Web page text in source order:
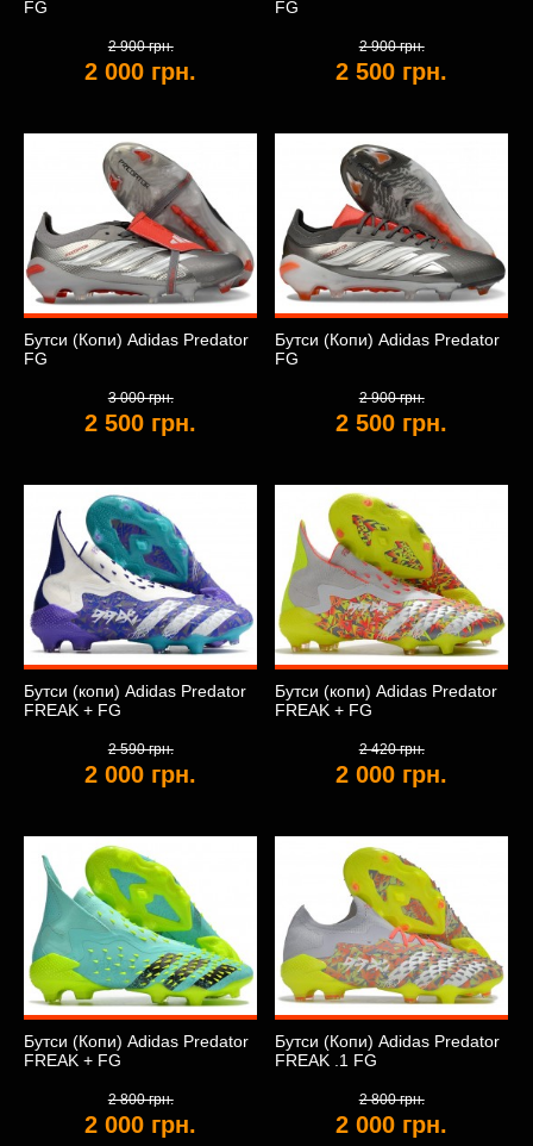
FG
2 900 грн.
2 000 грн.
FG
2 900 грн.
2 500 грн.
Бутси (Копи) Adidas Predator
FG
3 000 грн.
2 500 грн.
Бутси (Копи) Adidas Predator
FG
2 900 грн.
2 500 грн.
Бутси (копи) Adidas Predator
FREAK + FG
2 590 грн.
2 000 грн.
Бутси (копи) Adidas Predator
FREAK + FG
2 420 грн.
2 000 грн.
Бутси (Копи) Adidas Predator
FREAK + FG
2 800 грн.
2 000 грн.
Бутси (Копи) Adidas Predator
FREAK .1 FG
2 800 грн.
2 000 грн.